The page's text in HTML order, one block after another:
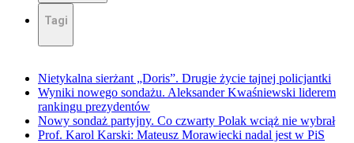
Tagi
Nietykalna sierżant „Doris”. Drugie życie tajnej policjantki
Wyniki nowego sondażu. Aleksander Kwaśniewski liderem
rankingu prezydentów
Nowy sondaż partyjny. Co czwarty Polak wciąż nie wybrał
Prof. Karol Karski: Mateusz Morawiecki nadal jest w PiS